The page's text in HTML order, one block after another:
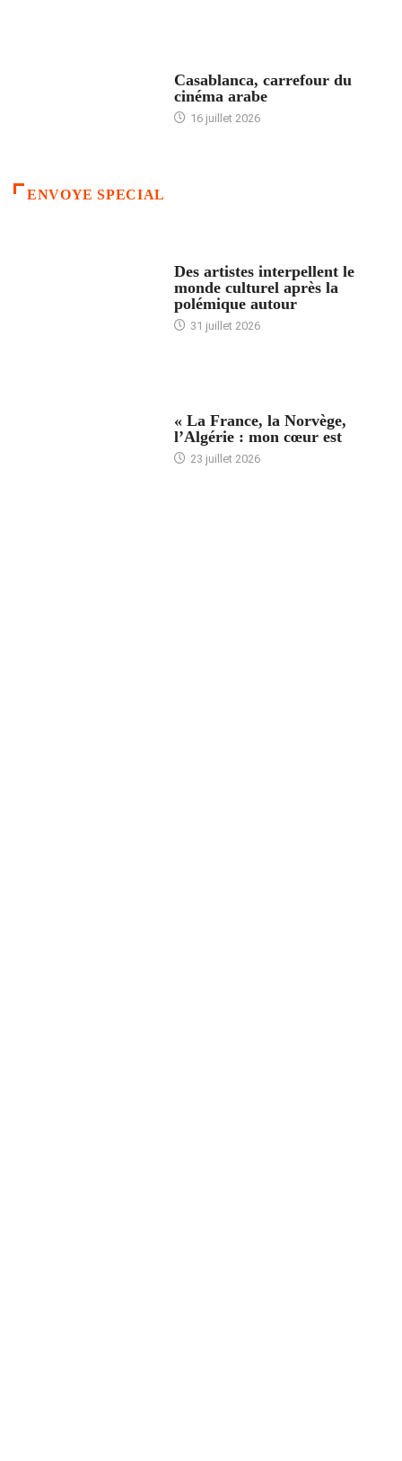
Casablanca, carrefour du
cinéma arabe
16 juillet 2026
ENVOYE SPECIAL
Des artistes interpellent le
monde culturel après la
polémique autour
31 juillet 2026
« La France, la Norvège,
l’Algérie : mon cœur est
23 juillet 2026